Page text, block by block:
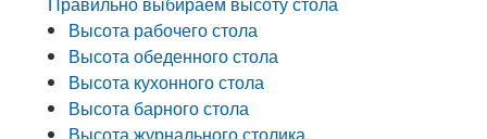
Высота рабочего стола
Высота обеденного стола
Высота кухонного стола
Высота барного стола